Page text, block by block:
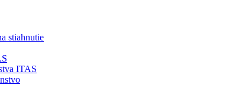
stiahnutie
ITAS